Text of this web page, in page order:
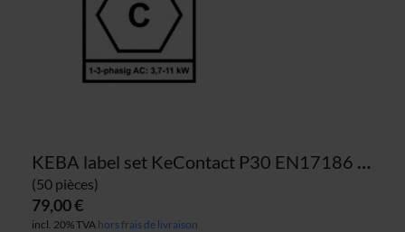
KEBA label set KeContact P30 EN17186 prise DE 11kW
(50 pièces)
79,00 €
incl. 20% TVA hors frais de livraison